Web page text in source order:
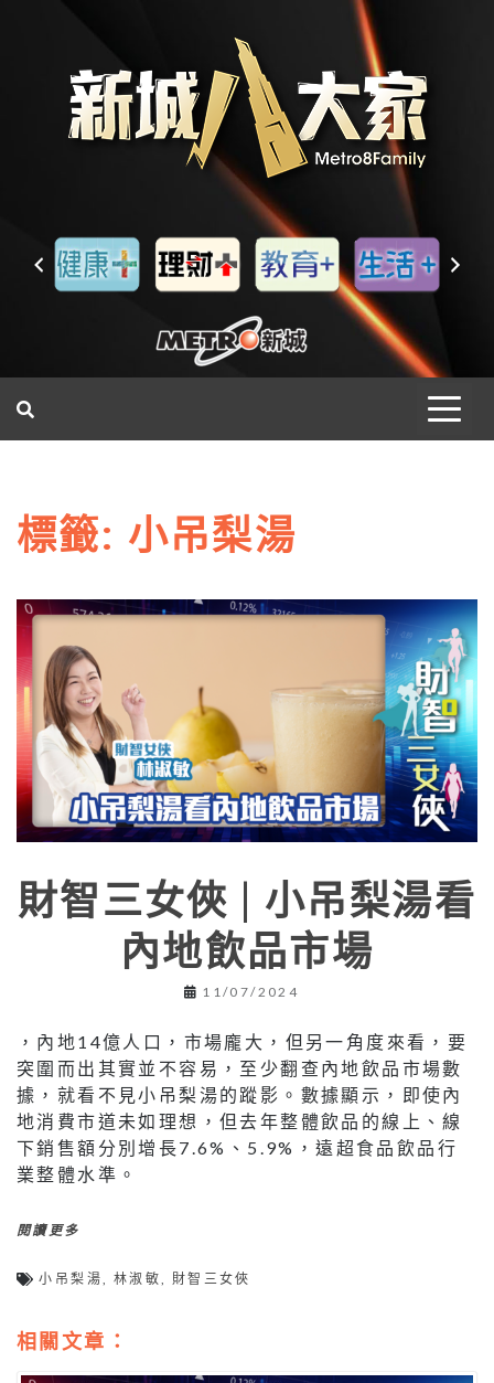
標籤: 小吊梨湯
財智三女俠 | 小吊梨湯看
內地飲品市場
11/07/2024
，內地14億人口，市場龐大，但另一角度來看，要
突圍而出其實並不容易，至少翻查內地飲品市場數
據，就看不見小吊梨湯的蹤影。數據顯示，即使內
地消費市道未如理想，但去年整體飲品的線上、線
下銷售額分別增長7.6%、5.9%，遠超食品飲品行
業整體水準。
閱讀更多
小吊梨湯 林淑敏 財智三女俠
相關文章：